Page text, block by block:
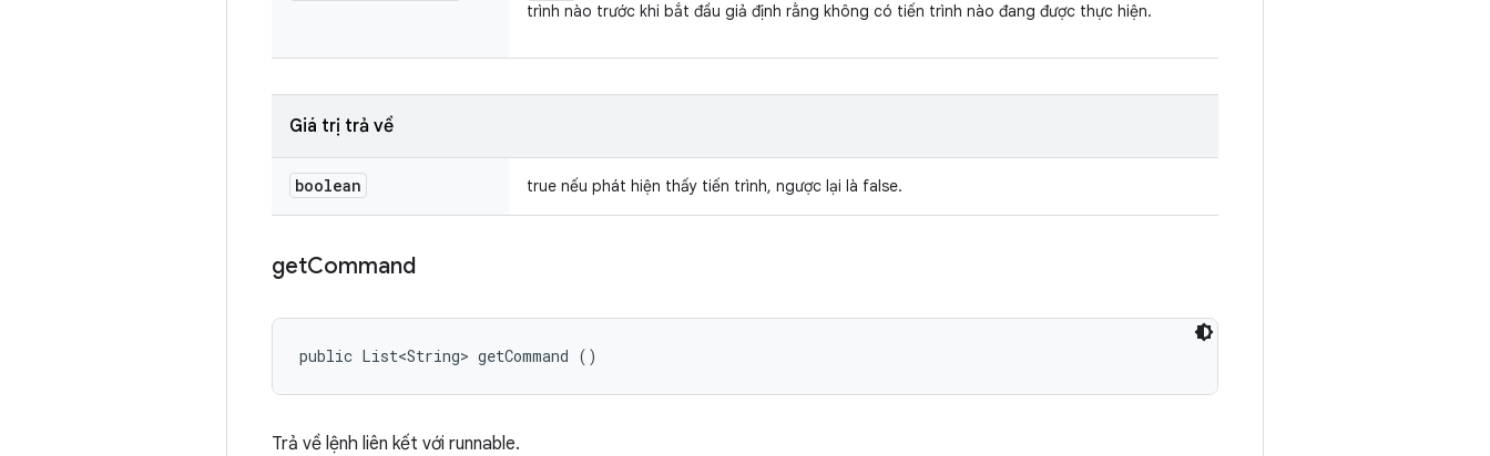
trình nào trước khi bắt đầu giả định rằng không có tiến trình nào đang được thực hiện.
Giá trị trả về
boolean true nếu phát hiện thấy tiến trình, ngược lại là false.
getCommand
public List<String> getCommand ()
Trả về lệnh liên kết với runnable.